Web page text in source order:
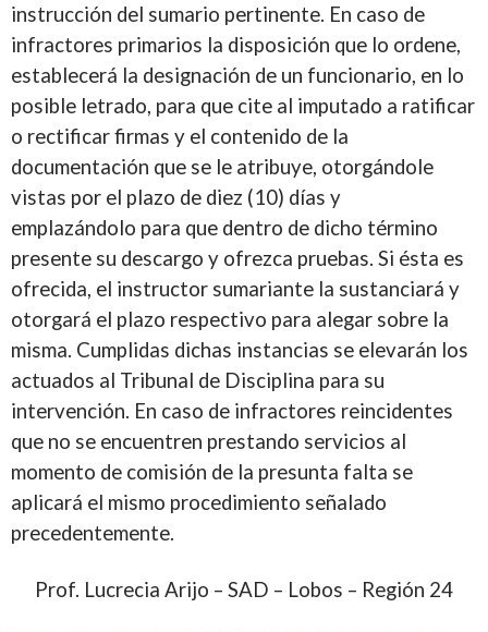
instrucción del sumario pertinente. En caso de
infractores primarios la disposición que lo ordene,
establecerá la designación de un funcionario, en lo
posible letrado, para que cite al imputado a ratificar
o rectificar firmas y el contenido de la
documentación que se le atribuye, otorgándole
vistas por el plazo de diez (10) días y
emplazándolo para que dentro de dicho término
presente su descargo y ofrezca pruebas. Si ésta es
ofrecida, el instructor sumariante la sustanciará y
otorgará el plazo respectivo para alegar sobre la
misma. Cumplidas dichas instancias se elevarán los
actuados al Tribunal de Disciplina para su
intervención. En caso de infractores reincidentes
que no se encuentren prestando servicios al
momento de comisión de la presunta falta se
aplicará el mismo procedimiento señalado
precedentemente.
Prof. Lucrecia Arijo – SAD – Lobos – Región 24